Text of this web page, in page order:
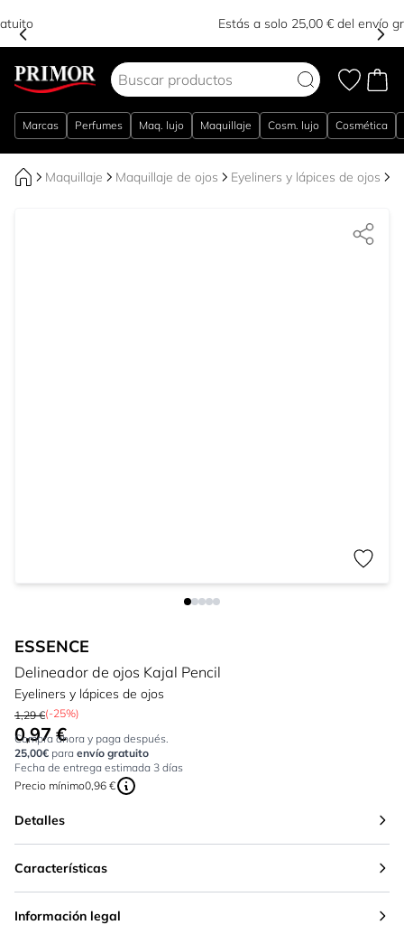
Estás a solo 25,00 € del envío gratuito
Marcas Perfumes Maq. lujo Maquillaje Cosm. lujo Cosmética
Maquillaje Maquillaje de ojos Eyeliners y lápices de ojos
ESSENCE
Delineador de ojos Kajal Pencil
Eyeliners y lápices de ojos
1,29 €(-25%)
Tan bajo como:
0,97 €
Compra ahora y paga después.
25,00€ para envío gratuito
Fecha de entrega estimada 3 días
Precio mínimo0,96 €
Detalles
Características
Información legal